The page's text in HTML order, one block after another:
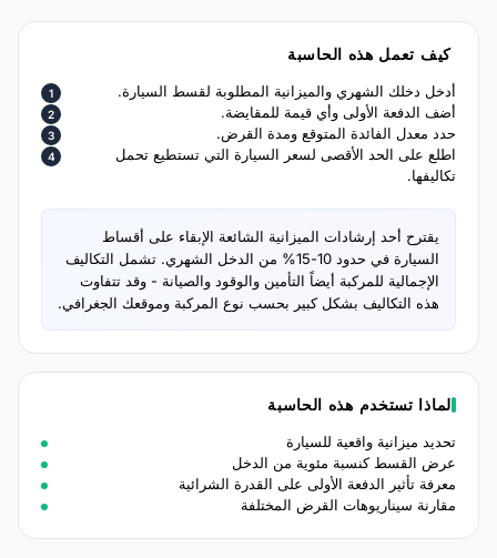
كيف تعمل هذه الحاسبة
أدخل دخلك الشهري والميزانية المطلوبة لقسط السيارة.
أضف الدفعة الأولى وأي قيمة للمقايضة.
حدد معدل الفائدة المتوقع ومدة القرض.
اطلع على الحد الأقصى لسعر السيارة التي تستطيع تحمل
تكاليفها.
يقترح أحد إرشادات الميزانية الشائعة الإبقاء على أقساط
السيارة في حدود 10-15% من الدخل الشهري. تشمل التكاليف
الإجمالية للمركبة أيضاً التأمين والوقود والصيانة - وقد تتفاوت
هذه التكاليف بشكل كبير بحسب نوع المركبة وموقعك الجغرافي.
لماذا تستخدم هذه الحاسبة
تحديد ميزانية واقعية للسيارة
عرض القسط كنسبة مئوية من الدخل
معرفة تأثير الدفعة الأولى على القدرة الشرائية
مقارنة سيناريوهات القرض المختلفة